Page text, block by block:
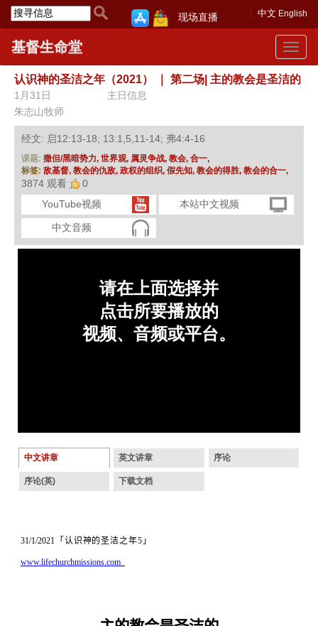
中文 English
现场直播
Toggle
基督生命堂
认识神的圣洁之年（2021） 第二场| 主的教会是圣洁的
1月31日
主日信息
朱志山牧师
经文: 启12:13-18; 13:1,5,11-14; 弗4:4-16
课题: 撒但/黑暗势力, 世界观, 属灵争战, 教会, 合一,
标签: 敌基督, 教会的仇敌, 政权的组织, 假先知, 教会的得胜, 教会的合一,
3874 观看
0
YouTube视频
本站中文视频
中文音频
中文讲章 英文讲章 序论
序论(英) 下载文档